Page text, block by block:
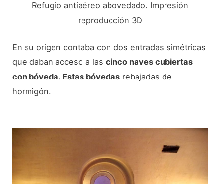
Refugio antiaéreo abovedado. Impresión
reproducción 3D
En su origen contaba con dos entradas simétricas
que daban acceso a lascinco naves cubiertas
con bóveda. Estas bóvedas rebajadas de
hormigón.